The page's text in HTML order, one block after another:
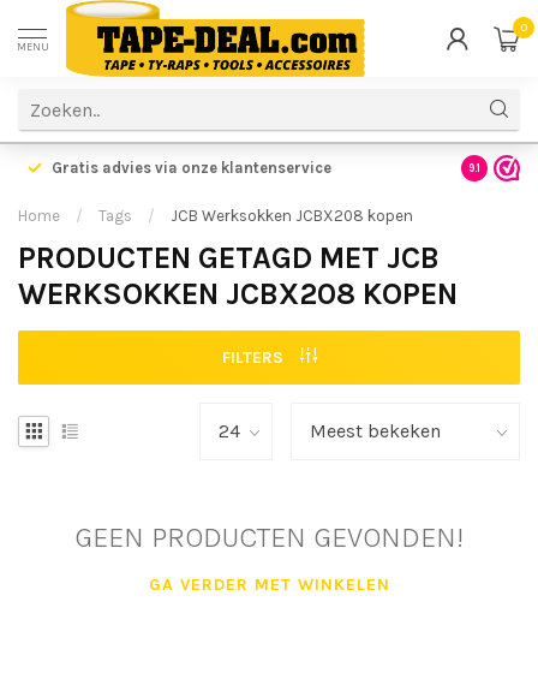
MENU
0
Gratis advies via onze klantenservice 9.1
Home / Tags / JCB Werksokken JCBX208 kopen
PRODUCTEN GETAGD MET JCB
WERKSOKKEN JCBX208 KOPEN
FILTERS
GEEN PRODUCTEN GEVONDEN!
GA VERDER MET WINKELEN